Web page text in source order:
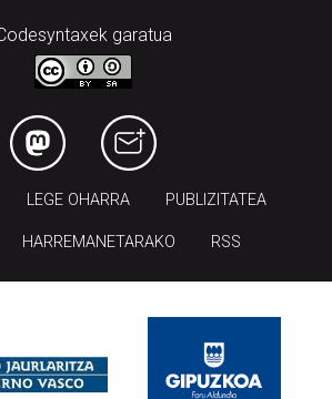
garatua
LEGE OHARRA PUBLIZITATEA
HARREMANETARAKO RSS